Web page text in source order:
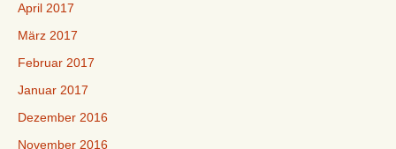
April 2017
März 2017
Februar 2017
Januar 2017
Dezember 2016
November 2016